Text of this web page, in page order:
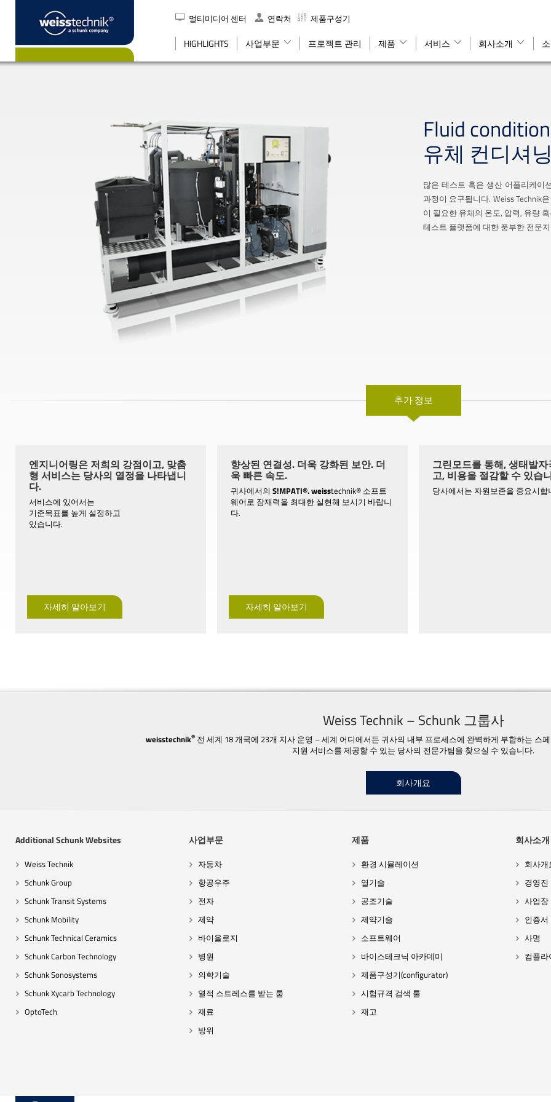
멀티미디어 센터 연락처 제품구성기
HIGHLIGHTS 사업부문 프로젝트 관리 제품 서비스 회사소개
검색
Fluid
유체 컨디셔
많은 테스트 혹은 생산 어플리케이
과정이 요구됩니다. Weiss Technik
이 필요한 유체의 온도, 압력, 유량
테스트 플랫폼에 대한 풍부한 전문
추가 정보
엔지니어링은 저희의 강점이고, 맞춤
형 서비스는 당사의 열정을 나타냅니
다.
서비스에 있어서는
기준목표를 높게 설정하고
있습니다.
자세히 알아보기
향상된 연결성. 더욱 강화된 보안. 더
욱 빠른 속도.
귀사에서의 S!MPATI®.weisstechnik® 소프트
웨어로 잠재력을 최대한 실현해 보시기 바랍니
다.
자세히 알아보기
그린모드를 통해, 생태발자
고, 비용을 절감할 수 있습
당사에서는 자원보존을 중요시합
Weiss Technik – Schunk 그룹사
weisstechnik® 전 세계 18 개국에 23개 지사 운영 – 세계 어디에서든 귀사의 내부 프로세스에 완벽하게 부합하는 스
지원 서비스를 제공할 수 있는 당사의 전문가팀을 찾으실 수 있습니다.
회사개요
Additional Schunk Websites
Weiss Technik
Schunk Group
Schunk Transit Systems
Schunk Mobility
Schunk Technical Ceramics
Schunk Carbon Technology
Schunk Sonosystems
Schunk Xycarb Technology
OptoTech
사업부문
자동차
항공우주
전자
제약
바이올로지
병원
의학기술
열적 스트레스를 받는 룸
재료
방위
제품
환경 시뮬레이션
열기술
공조기술
제약기술
소프트웨어
바이스테크닉 아카데미
제품구성기(configurator)
시험규격 검색 툴
재고
회사소개
회사개
경영진
사업장
인증서
사명
컴플라